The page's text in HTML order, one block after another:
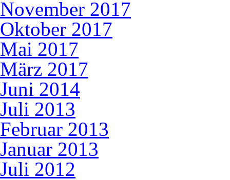
November 2017
Oktober 2017
Mai 2017
März 2017
Juni 2014
Juli 2013
Februar 2013
Januar 2013
Juli 2012